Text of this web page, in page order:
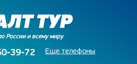
России и всему миру
Еще телефоны
39-72